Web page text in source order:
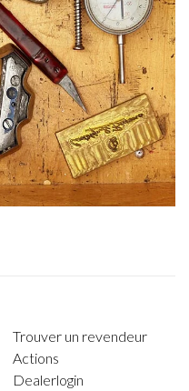
Trouver un revendeur
Actions
Dealerlogin